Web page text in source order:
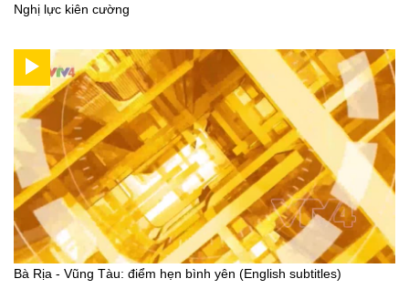
Nghị lực kiên cường
Bà Rịa - Vũng Tàu: điểm hẹn bình yên (English subtitles)